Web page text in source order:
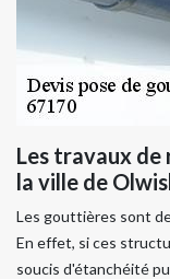
Les travaux
la ville de
Les gouttières sont
En effet, si ces
soucis d'étanchéité